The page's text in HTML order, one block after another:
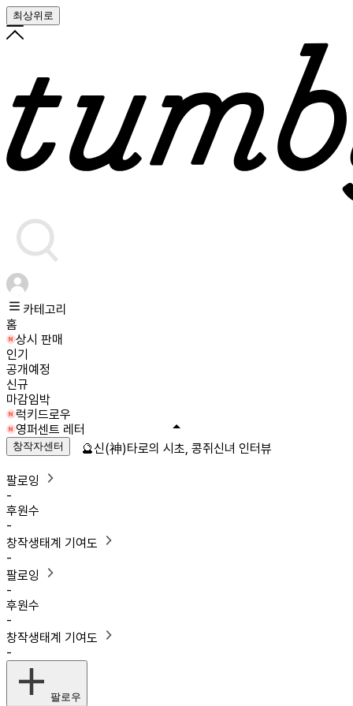
최상위로
카테고리
홈
상시 판매
인기
공개예정
신규
마감임박
럭키드로우
영퍼센트 레터
창작자센터
팔로잉
-
후원수
-
창작생태계 기여도
-
팔로잉
-
후원수
-
창작생태계 기여도
-
팔로우
🔮신(神)타로의 시초, 콩쥐신녀 인터뷰